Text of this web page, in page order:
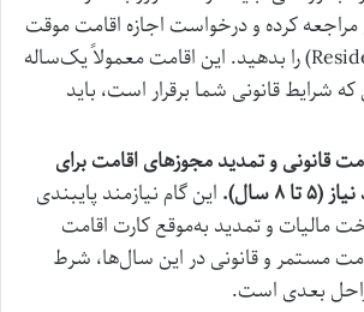
کرده و درخواست اجازه اقامت موقت
(Residence Permit) را بدهید. این اقامت معمولاً یک‌ساله
شرایط قانونی شما برقرار است، باید
قانونی و تمدید مجوزهای اقامت برای
۸ سال).
این گام نیازمند پایبندی
مالیات و تمدید به‌موقع کارت اقامت
مستمر و قانونی در این سال‌ها، شرط
بعدی است.